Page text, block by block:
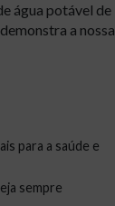
água potável de
a nossa
para a saúde e
sempre